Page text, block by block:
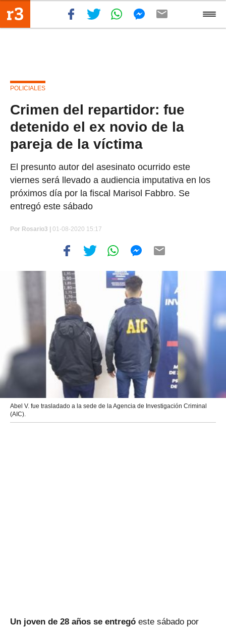
POLICIALES
Crimen del repartidor: fue
detenido el ex novio de la
pareja de la víctima
El presunto autor del asesinato ocurrido este
viernes será llevado a audiencia imputativa en los
próximos día por la fiscal Marisol Fabbro. Se
entregó este sábado
Por Rosario3 | 01-08-2020 15:17
Abel V. fue trasladado a la sede de la Agencia de Investigación Criminal
(AIC).
Un joven de 28 años se entregó este sábado por